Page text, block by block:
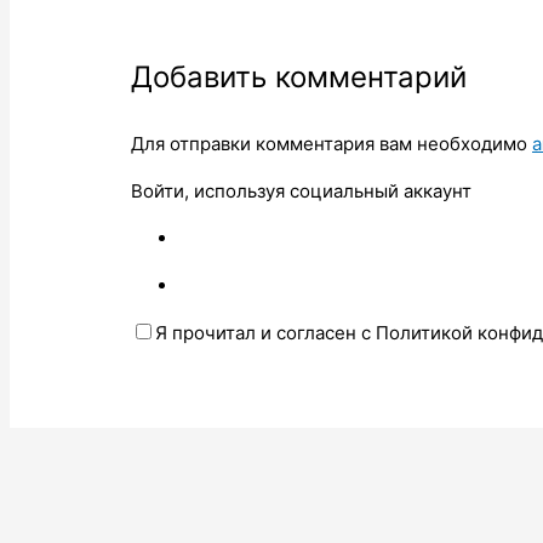
Добавить комментарий
Для отправки комментария вам необходимо
Войти, используя социальный аккаунт
Я прочитал и согласен с Политикой